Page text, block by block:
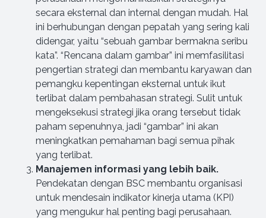
secara eksternal dan internal dengan mudah. Hal
ini berhubungan dengan pepatah yang sering kali
didengar, yaitu “sebuah gambar bermakna seribu
kata”. “Rencana dalam gambar” ini memfasilitasi
pengertian strategi dan membantu karyawan dan
pemangku kepentingan eksternal untuk ikut
terlibat dalam pembahasan strategi. Sulit untuk
mengeksekusi strategi jika orang tersebut tidak
paham sepenuhnya, jadi “gambar” ini akan
meningkatkan pemahaman bagi semua pihak
yang terlibat.
Manajemen informasi yang lebih baik.
Pendekatan dengan BSC membantu organisasi
untuk mendesain indikator kinerja utama (KPI)
yang mengukur hal penting bagi perusahaan.